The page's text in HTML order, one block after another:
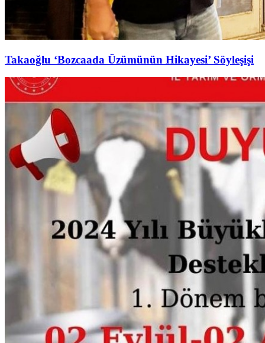
Takaoğlu ‘Bozcaada Üzümünün Hikayesi’ Söyleşişi